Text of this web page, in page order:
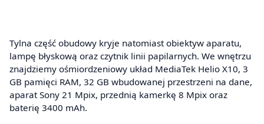
Tylna część obudowy kryje natomiast obiektyw aparatu,
lampę błyskową oraz czytnik linii papilarnych. We wnętrzu
znajdziemy ośmiordzeniowy układ MediaTek Helio X10, 3
GB pamięci RAM, 32 GB wbudowanej przestrzeni na dane,
aparat Sony 21 Mpix, przednią kamerkę 8 Mpix oraz
baterię 3400 mAh.